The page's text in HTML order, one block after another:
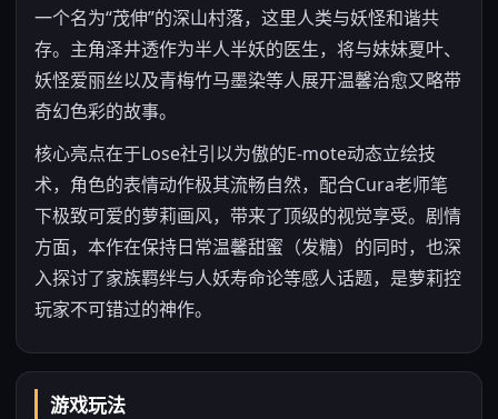
一个名为“茂伸”的深山村落，这里人类与妖怪和谐共
存。主角泽井透作为半人半妖的医生，将与妹妹夏叶、
妖怪爱丽丝以及青梅竹马墨染等人展开温馨治愈又略带
奇幻色彩的故事。
核心亮点在于Lose社引以为傲的E-mote动态立绘技
术，角色的表情动作极其流畅自然，配合Cura老师笔
下极致可爱的萝莉画风，带来了顶级的视觉享受。剧情
方面，本作在保持日常温馨甜蜜（发糖）的同时，也深
入探讨了家族羁绊与人妖寿命论等感人话题，是萝莉控
玩家不可错过的神作。
游戏玩法